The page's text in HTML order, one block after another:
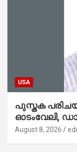
USA
പുസ്തക
ഓടംവേലി,
August 8, 2026